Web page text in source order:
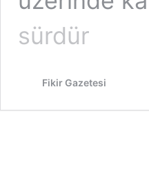
sürdür
Fikir Gazetesi